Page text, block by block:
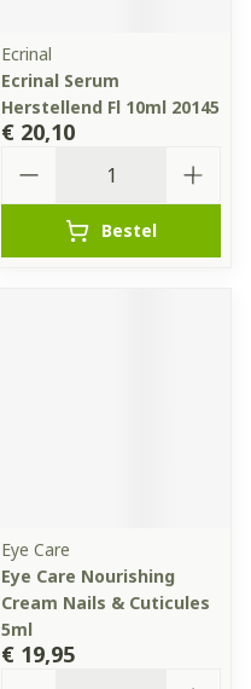
Ecrinal
Ecrinal Serum
Herstellend Fl 10ml 20145
€ 20,10
Bestel
Eye Care
Eye Care Nourishing
Cream Nails & Cuticules
5ml
€ 19,95